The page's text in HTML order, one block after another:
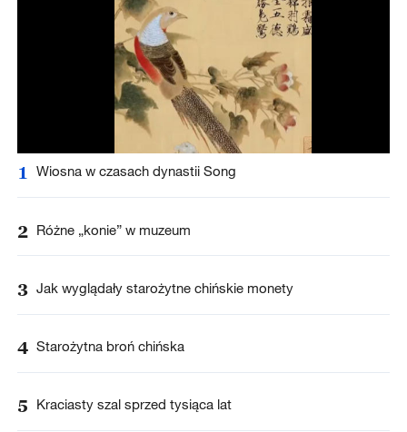
1 Wiosna w czasach dynastii Song
2 Różne „konie” w muzeum
3 Jak wyglądały starożytne chińskie monety
4 Starożytna broń chińska
5 Kraciasty szal sprzed tysiąca lat